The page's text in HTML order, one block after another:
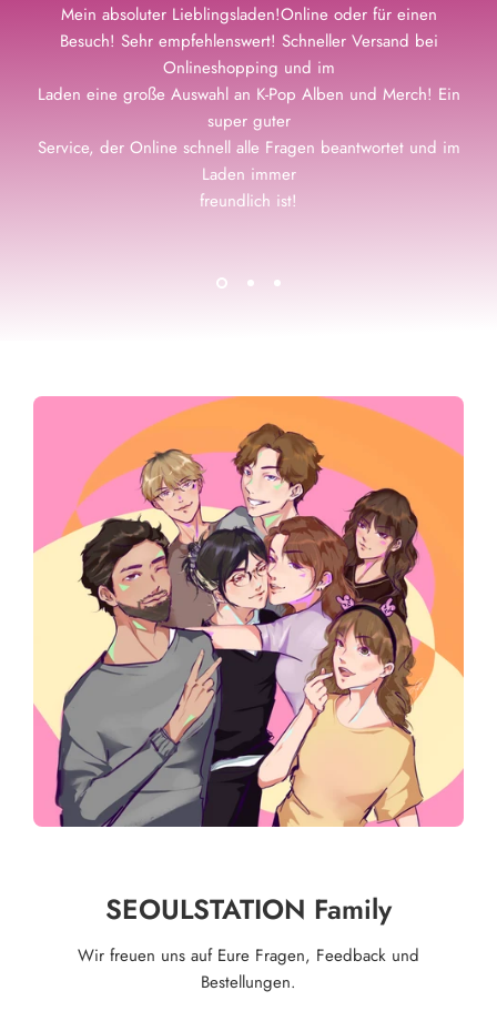
Mein absoluter Lieblingsladen!Online oder für einen
Besuch! Sehr empfehlenswert! Schneller Versand bei
Onlineshopping und im
Laden eine große Auswahl an K-Pop Alben und Merch! Ein
super guter
Service, der Online schnell alle Fragen beantwortet und im
Laden immer
freundlich ist!
SEOULSTATION Family
Wir freuen uns auf Eure Fragen, Feedback und
Bestellungen.